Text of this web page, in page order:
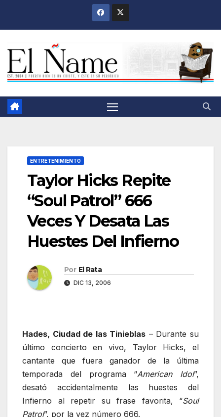
ENTRETENIMIENTO
Taylor Hicks Repite
“Soul Patrol” 666
Veces Y Desata Las
Huestes Del Infierno
Por El Rata
DIC 13, 2006
Hades, Ciudad de las Tinieblas – Durante su
último concierto en vivo, Taylor Hicks, el
cantante que fuera ganador de la última
temporada del programa “American Idol”,
desató accidentalmente las huestes del
Infierno al repetir su frase favorita, “Soul
Patrol”, por la vez número 666.